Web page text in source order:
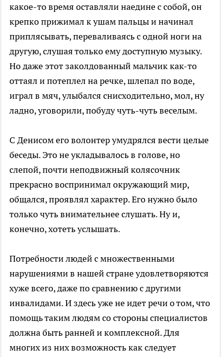
какое-то время оставляли наедине с собой, он
крепко прижимал к ушам пальцы и начинал
приплясывать, переваливаясь с одной ноги на
другую, слушая только ему доступную музыку.
Но даже этот заколдованный мальчик как-то
оттаял и потеплел на речке, шлепал по воде,
играл в мяч, улыбался снисходительно, мол, ну
ладно, уговорили, побуду чуть-чуть веселым.
С Денисом его волонтер умудрялся вести целые
беседы. Это не укладывалось в голове, но
слепой, почти неподвижный колясочник
прекрасно воспринимал окружающий мир,
общался, проявлял характер. Его нужно было
только чуть внимательнее слушать. Ну и,
конечно, хотеть услышать.
Потребности людей с множественными
нарушениями в нашей стране удовлетворяются
хуже всего, даже по сравнению с другими
инвалидами. И здесь уже не идет речи о том, что
помощь таким людям со стороны специалистов
должна быть ранней и комплексной. Для
многих из них возможность как следует